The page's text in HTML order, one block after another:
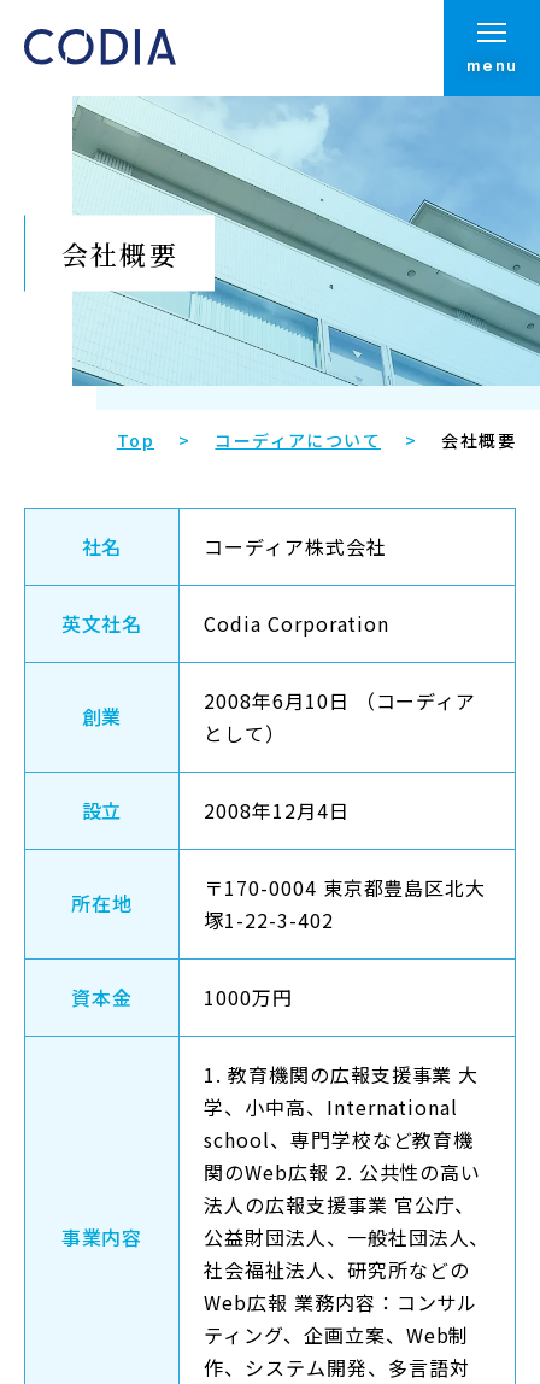
menu
会社概要
Top コーディアについて 会社概要
社名 コーディア株式会社
英文社名 Codia Corporation
創業
2008年6月10日 （コーディア
として）
設立 2008年12月4日
所在地
〒170-0004 東京都豊島区北大
塚1-22-3-402
資本金 1000万円
事業内容
1. 教育機関の広報支援事業 大
学、小中高、International
school、専門学校など教育機
関のWeb広報 2. 公共性の高い
法人の広報支援事業 官公庁、
公益財団法人、一般社団法人、
社会福祉法人、研究所などの
Web広報 業務内容：コンサル
ティング、企画立案、Web制
作、システム開発、多言語対